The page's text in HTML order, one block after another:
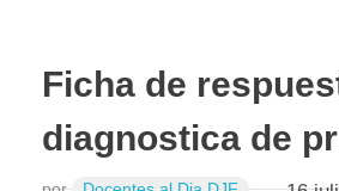
Ficha de
diagnostica de